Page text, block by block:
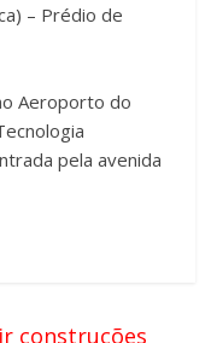
– Prédio de
Aeroporto do
pela avenida
construções